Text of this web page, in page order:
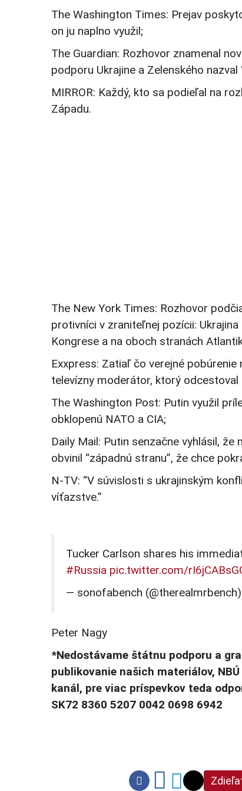
The Washington Times: Prejav
on ju naplno využil;
The Guardian: Rozhovor znamenal
podporu Ukrajine a Zelenského nazval
MIRROR: Každý, kto sa podieľal na
Západu.
The New York Times: Rozhovor
protivníci v zraniteľnej pozícii:
Kongrese a na oboch stranách
Exxpress: Zatiaľ čo verejné
televízny moderátor, ktorý
The Washington Post: Putin využil
obklopenú NATO a CIA;
Daily Mail: Putin senzačne vyhlásil,
obvinil “západnú stranu”, že chce
N-TV: “V súvislosti s ukrajinským
víťazstve.”
Tucker Carlson shares his
#Russia pic.twitter.com/
— sonofabench (@therealmrbench)
Peter Nagy
*Nedostávame štátnu podporu a
publikovanie našich materiálov,
kanál, pre viac príspevkov teda
SK72 8360 5207 0042 0698 6942